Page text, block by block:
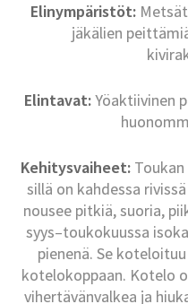
Elinympäristöt:
jäkälien
Elintavat:Yöaktiivinen
Kehitysvaiheet:Toukan
sillä on kahdessa
nousee pitkiä, suoria,
syys–toukokuussa
pienenä. Se
kotelokoppaan. Kotelo
vihertävänvalkea ja